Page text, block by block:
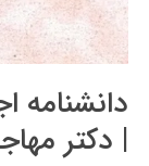
دانشنامه
| دکتر